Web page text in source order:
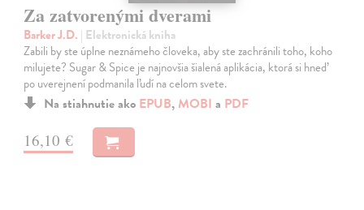
Za zatvorenými dverami
Barker J.D. | Elektronická kniha
Zabili by ste úplne neznámeho človeka, aby ste zachránili toho, koho
milujete? Sugar & Spice je najnovšia šialená aplikácia, ktorá si hneď
po uverejnení podmanila ľudí na celom svete.
Na stiahnutie ako EPUB, MOBI a PDF
16,10 €